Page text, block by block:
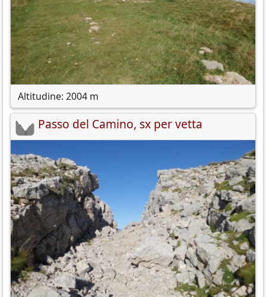
Altitudine: 2004 m
Passo del Camino, sx per vetta